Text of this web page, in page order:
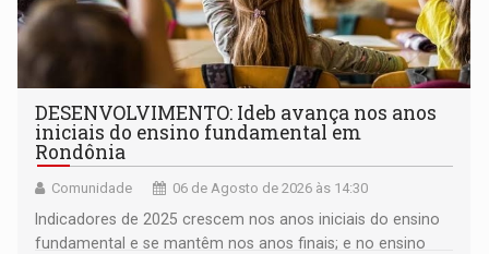
DESENVOLVIMENTO: Ideb avança nos anos
iniciais do ensino fundamental em
Rondônia
Comunidade 06 de Agosto de 2026 às 14:30
Indicadores de 2025 crescem nos anos iniciais do ensino
fundamental e se mantêm nos anos finais; e no ensino